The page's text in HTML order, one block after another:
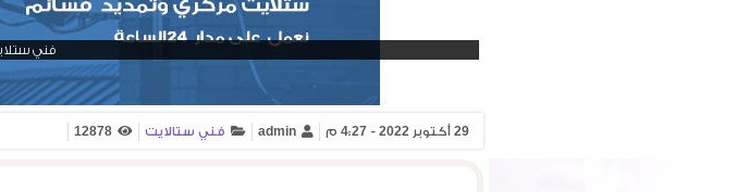
فني
29 أكتوبر 2022 - 4:27 م admin فني ستالايت